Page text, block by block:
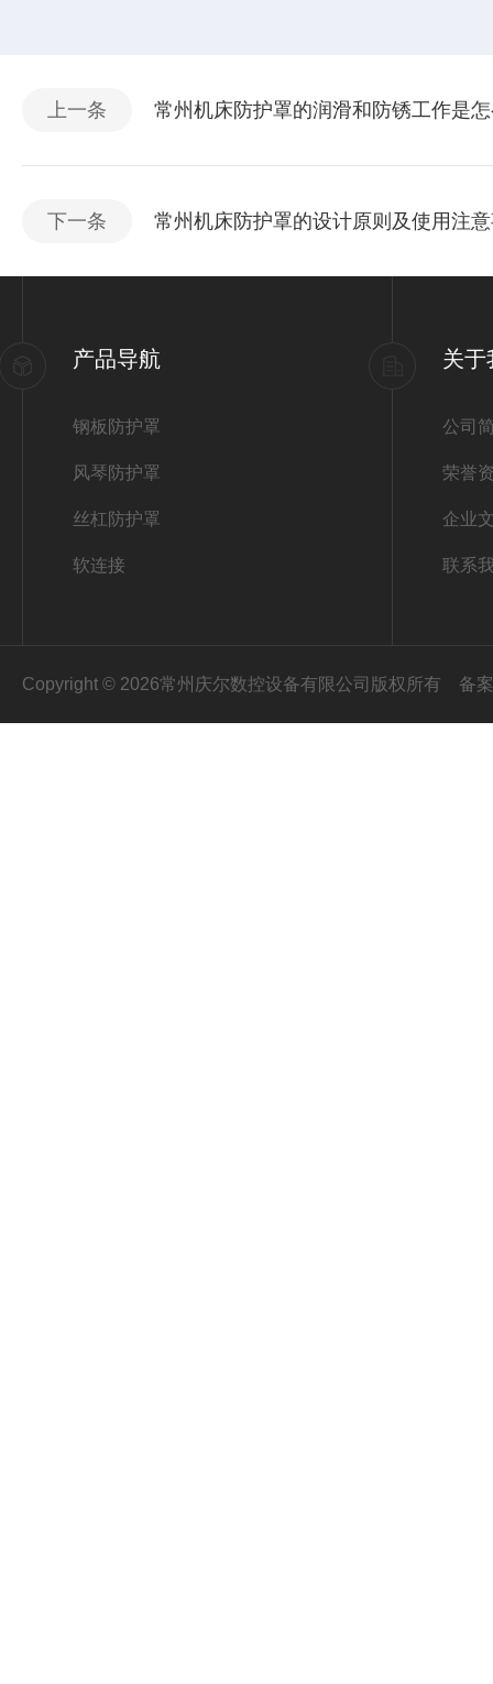
上一条 常州机床防护罩的润滑和防锈工作是
下一条 常州机床防护罩的设计原则及使用注
产品导航
钢板防护罩
风琴防护罩
丝杠防护罩
软连接
关于
公司
荣誉
企业
联系
Copyright © 2026常州庆尔数控设备有限公司版权所有 备